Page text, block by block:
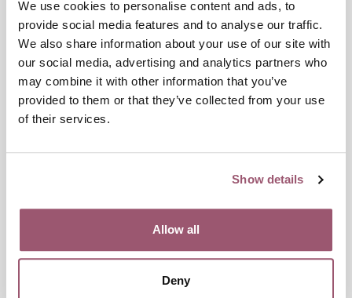
We use cookies to personalise content and ads, to
provide social media features and to analyse our traffic.
We also share information about your use of our site with
our social media, advertising and analytics partners who
may combine it with other information that you’ve
provided to them or that they’ve collected from your use
of their services.
Show details
Allow all
Deny
att fler har hittat till Mika och KAST, och förbättrat stödet till
de utsatta. Vissa kommuner har kommit väldigt långt, särskilt
de som har skickat många på utbildning – de har integrerat
frågorna och kan på så sätt hitta och nå fler utsatta.
Samverkan som håller i längden
Samverkan har fortsatt genom en styrgrupp, med
Om det finns nätverk som arbetar med
mäns våld mot kvinnor, ta in frågan om